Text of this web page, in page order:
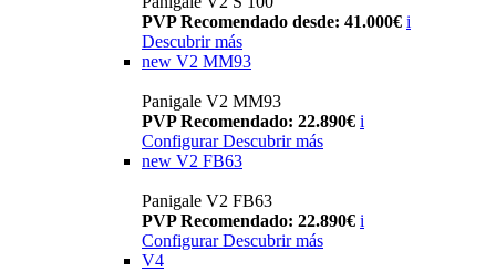
PVP Recomendado desde: 41.000€ i
Descubrir más
new V2 MM93
Panigale V2 MM93
PVP Recomendado: 22.890€ i
Configurar Descubrir más
new V2 FB63
Panigale V2 FB63
PVP Recomendado: 22.890€ i
Configurar Descubrir más
V4